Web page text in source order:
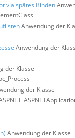
via spätes Binden
Anwendung der
Anwendung der
der Klasse
der Klasse
Anwendung der Klasse